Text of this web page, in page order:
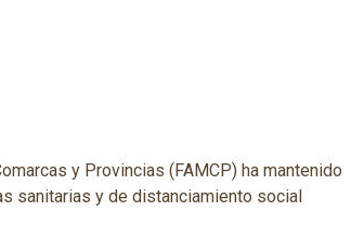
y Provincias (FAMCP) ha mantenido
sanitarias y de distanciamiento social